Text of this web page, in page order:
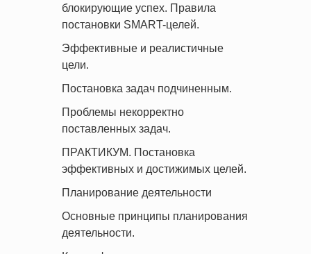
блокирующие успех. Правила
постановки SMART-целей.
Эффективные и реалистичные
цели.
Постановка задач подчиненным.
Проблемы некорректно
поставленных задач.
ПРАКТИКУМ. Постановка
эффективных и достижимых целей.
Планирование деятельности
Основные принципы планирования
деятельности.